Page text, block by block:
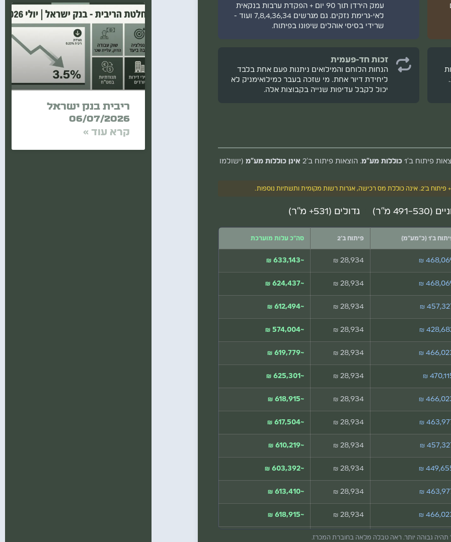
עמק הירדן תוך 90 יום + הפקדת ערבות בנקאית
לאי-גרימת נזקים. גם מגרשים 7,8,4,36,34 ועוד -
שרידי בסיסי אוהלים שיפונו בפיתוח.
זכות חד-פעמית
הנחות הלוחם והמילואים ניתנות פעם אחת בלבד
ליחידת דיור אחת. מי שזכה בעבר כמילואימניק לא
יכול לקבל עדיפות שנייה בקבוצות אלה.
פיתוח ב'1 כוללות מע"מ. הוצאות פיתוח ב'2 אינן כוללות מע"מ(ישולמו
530 מ"ר) גדולים (531+ מ"ר)
ב'1 (כ"מע"מ) פיתוח ב'2 סה"כ עלות מוערכת
468,069
28,934 ₪
~633,143 ₪
468,069
28,934 ₪
~624,437 ₪
457,327
28,934 ₪
~612,494 ₪
428,682
28,934 ₪
~574,004 ₪
466,023
28,934 ₪
~619,779 ₪
470,115
28,934 ₪
~625,301 ₪
466,023
28,934 ₪
~618,915 ₪
463,977
28,934 ₪
~617,504 ₪
457,327
28,934 ₪
~610,219 ₪
449,655
28,934 ₪
~603,392 ₪
463,977
28,934 ₪
~613,410 ₪
466,023
28,934 ₪
~618,915 ₪
457,327
28,934 ₪
תהיה גבוהה יותר. ראה טבלה מלאה בחוברת המכרז.
ריבית בנק ישראל
06/07/2026
קרא עוד »